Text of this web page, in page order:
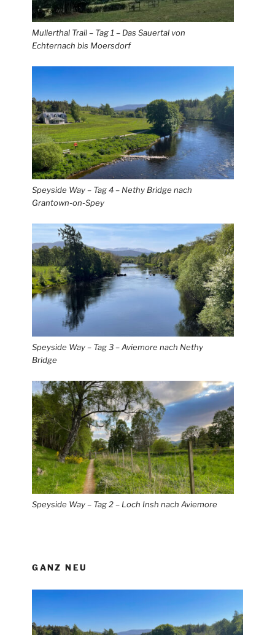
Mullerthal Trail – Tag 1 – Das Sauertal von
Echternach bis Moersdorf
Speyside Way – Tag 4 – Nethy Bridge nach
Grantown-on-Spey
Speyside Way – Tag 3 – Aviemore nach Nethy
Bridge
Speyside Way – Tag 2 – Loch Insh nach Aviemore
GANZ NEU